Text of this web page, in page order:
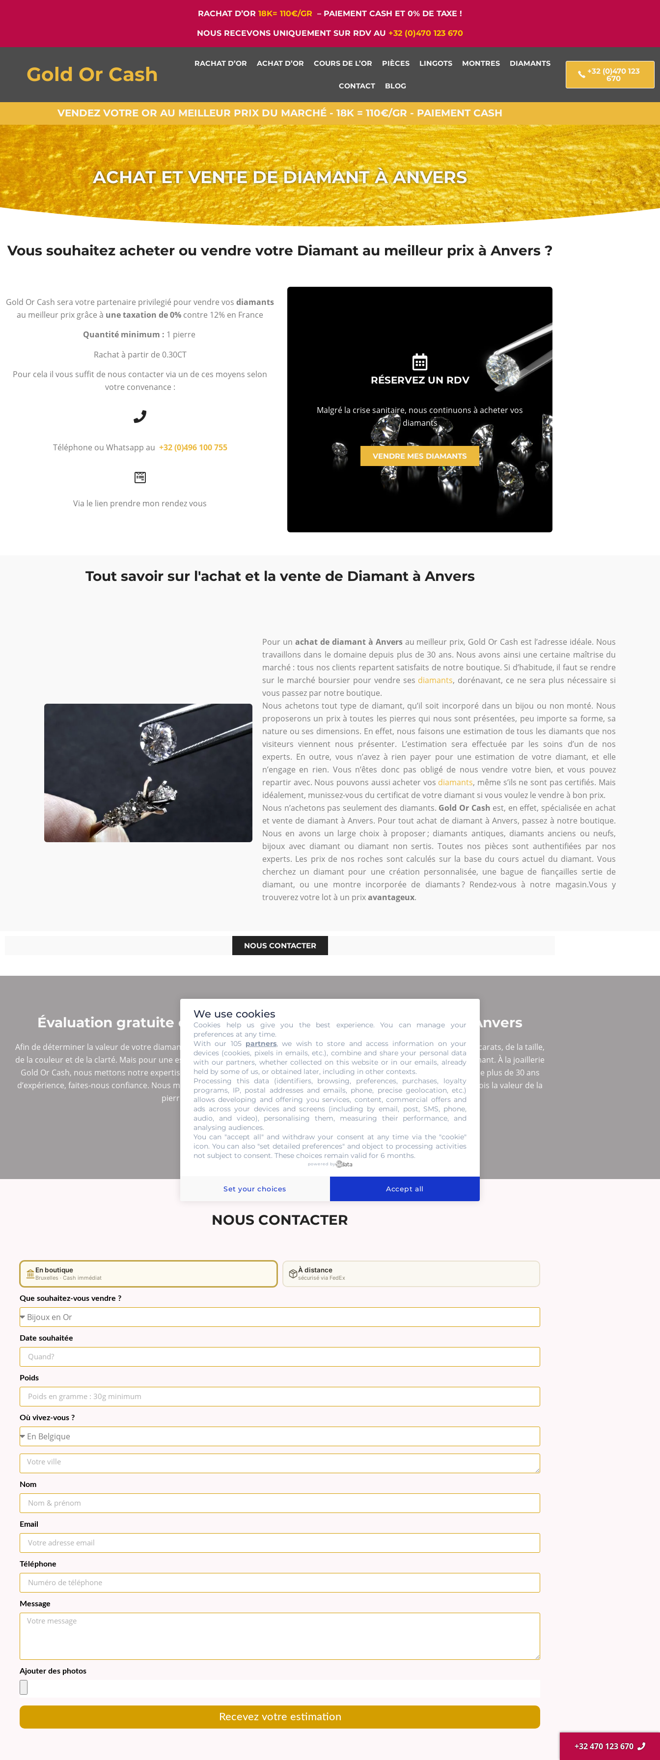
RACHAT D’OR 18K= 110€/GR – PAIEMENT CASH ET 0% DE TAXE !
NOUS RECEVONS UNIQUEMENT SUR RDV AU +32 (0)470 123 670
Gold Or Cash RACHAT D’OR ACHAT D’OR COURS DE L’OR PIÈCES LINGOTS MONTRES DIAMANTS
CONTACT BLOG
+32 (0)470 123
670
VENDEZ VOTRE OR AU MEILLEUR PRIX DU MARCHÉ - 18K = 110€/GR - PAIEMENT CASH
ACHAT ET VENTE DE DIAMANT À ANVERS
Vous souhaitez acheter ou vendre votre Diamant au meilleur prix à Anvers ?
Gold Or Cash sera votre partenaire privilegié pour vendre vos diamants
au meilleur prix grâce à une taxation de 0% contre 12% en France
Quantité minimum : 1 pierre
Rachat à partir de 0.30CT
Pour cela il vous suffit de nous contacter via un de ces moyens selon
votre convenance :
Téléphone ou Whatsapp au +32 (0)496 100 755
Via le lien prendre mon rendez vous
RÉSERVEZ UN RDV
Malgré la crise sanitaire, nous continuons à acheter vos
diamants
VENDRE MES DIAMANTS
Tout savoir sur l'achat et la vente de Diamant à Anvers
Pour un achat de diamant à Anversau meilleur prix, Gold Or Cash est l’adresse idéale. Nous
travaillons dans le domaine depuis plus de 30 ans. Nous avons ainsi une certaine maîtrise du
marché : tous nos clients repartent satisfaits de notre boutique. Si d’habitude, il faut se rendre
sur le marché boursier pour vendre ses diamants, dorénavant, ce ne sera plus nécessaire si
vous passez par notre boutique.
Nous achetons tout type de diamant, qu’il soit incorporé dans un bijou ou non monté. Nous
proposerons un prix à toutes les pierres qui nous sont présentées, peu importe sa forme, sa
nature ou ses dimensions. En effet, nous faisons une estimation de tous les diamants que nos
visiteurs viennent nous présenter. L’estimation sera effectuée par les soins d’un de nos
experts. En outre, vous n’avez à rien payer pour une estimation de votre diamant, et elle
n’engage en rien. Vous n’êtes donc pas obligé de nous vendre votre bien, et vous pouvez
repartir avec. Nous pouvons aussi acheter vos diamants, même s’ils ne sont pas certifiés. Mais
idéalement, munissez-vous du certificat de votre diamant si vous voulez le vendre à bon prix.
Nous n’achetons pas seulement des diamants. Gold Or Cash est, en effet, spécialisée en achat
et vente de diamant à Anvers. Pour tout achat de diamant à Anvers, passez à notre boutique.
Nous en avons un large choix à proposer ; diamants antiques, diamants anciens ou neufs,
bijoux avec diamant ou diamant non sertis. Toutes nos pièces sont authentifiées par nos
experts. Les prix de nos roches sont calculés sur la base du cours actuel du diamant. Vous
cherchez un diamant pour une création personnalisée, une bague de fiançailles sertie de
diamant, ou une montre incorporée de diamants ? Rendez-vous à notre magasin.Vous y
trouverez votre lot à un prixavantageux.
NOUS CONTACTER
Évaluation gratuite et sans Engagement de votre Diamant à Anvers
Afin de déterminer la valeur de votre diamant, vous devez vous baser sur quatre critères, appelés les 4 C. Il s’agit du poids en carats, de la taille,
de la couleur et de la clarté. Mais pour une estimation exacte, il est conseillé de contacter un spécialiste en évaluation de diamant. À la joaillerie
Gold Or Cash, nous mettons notre expertise à votre disposition. Nous pouvons évaluergratuitementvos diamants. Forte de plus de 30 ans
d’expérience, faites-nous confiance. Nous maîtrisons tous les paramètres pour déterminer la qualité de votre diamant. Une fois la valeur de la
pierre connue, vous êtes libre de choisir où vous allez la vendre.
NOUS CONTACTER
NOUS CONTACTER
En boutique
Bruxelles · Cash immédiat
À distance
sécurisé via FedEx
Que souhaitez-vous vendre ?
Date souhaitée
Poids
Où vivez-vous ?
Nom
Email
Téléphone
Message
Ajouter des photos
Recevez votre estimation
+32 470 123 670
We use cookies
Cookies help us give you the best experience. You can manage your
preferences at any time.
With our 105 partners, we wish to store and access information on your
devices (cookies, pixels in emails, etc.), combine and share your personal data
with our partners, whether collected on this website or in our emails, already
held by some of us, or obtained later, including in other contexts.
Processing this data (identifiers, browsing, preferences, purchases, loyalty
programs, IP, postal addresses and emails, phone, precise geolocation, etc.)
allows developing and offering you services, content, commercial offers and
ads across your devices and screens (including by email, post, SMS, phone,
audio, and video), personalising them, measuring their performance, and
analysing audiences.
You can "accept all" and withdraw your consent at any time via the "cookie"
icon. You can also "set detailed preferences" and object to processing activities
not subject to consent. These choices remain valid for 6 months.
powered by
Set your choices Accept all